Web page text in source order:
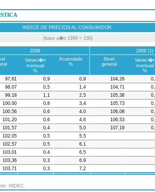
INDICE DE PRECIOS AL CONSUMIDOR
(base a�o 1999 = 100)
2008
Variaci�n
mensual
%
Acumulado
%
2009 (1)
Nivel
general
Variaci�n
mensual
%
97,61 0,9 0,9 104,26
98,07 0,5 1,4 104,71
99,18 1,1 2,5 105,38
100,00 0,8 3,4 105,73
100,56 0,6 4,0 106,08
101,20 0,6 4,6 106,53
101,57 0,4 5,0 107,19
102,05 0,5
5,5
102,57 0,5
6,1
103,01 0,4
6,5
103,36 0,3
6,9
103,71 0,3 7,2
INDEC.